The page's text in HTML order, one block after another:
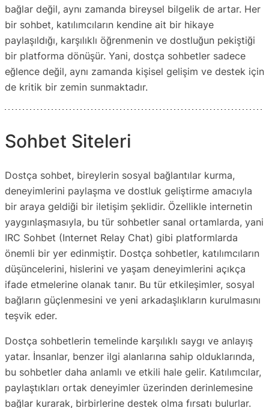
bağlar değil, aynı zamanda bireysel bilgelik de artar. Her
bir sohbet, katılımcıların kendine ait bir hikaye
paylaşıldığı, karşılıklı öğrenmenin ve dostluğun pekiştiği
bir platforma dönüşür. Yani, dostça sohbetler sadece
eğlence değil, aynı zamanda kişisel gelişim ve destek için
de kritik bir zemin sunmaktadır.
Sohbet Siteleri
Dostça sohbet, bireylerin sosyal bağlantılar kurma,
deneyimlerini paylaşma ve dostluk geliştirme amacıyla
bir araya geldiği bir iletişim şeklidir. Özellikle internetin
yaygınlaşmasıyla, bu tür sohbetler sanal ortamlarda, yani
IRC Sohbet (Internet Relay Chat) gibi platformlarda
önemli bir yer edinmiştir. Dostça sohbetler, katılımcıların
düşüncelerini, hislerini ve yaşam deneyimlerini açıkça
ifade etmelerine olanak tanır. Bu tür etkileşimler, sosyal
bağların güçlenmesini ve yeni arkadaşlıkların kurulmasını
teşvik eder.
Dostça sohbetlerin temelinde karşılıklı saygı ve anlayış
yatar. İnsanlar, benzer ilgi alanlarına sahip olduklarında,
bu sohbetler daha anlamlı ve etkili hale gelir. Katılımcılar,
paylaştıkları ortak deneyimler üzerinden derinlemesine
bağlar kurarak, birbirlerine destek olma fırsatı bulurlar.